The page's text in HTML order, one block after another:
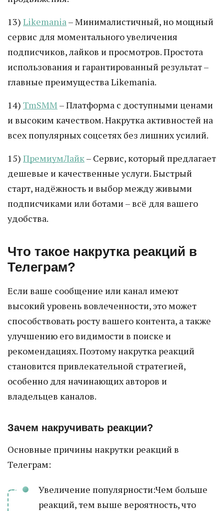
13) Likemania– Минималистичный, но мощный
сервис для моментального увеличения
подписчиков, лайков и просмотров. Простота
использования и гарантированный результат –
главные преимущества Likemania.
14) TmSMM – Платформа с доступными ценами
и высоким качеством. Накрутка активностей на
всех популярных соцсетях без лишних усилий.
15) ПремиумЛайк– Сервис, который предлагает
дешевые и качественные услуги. Быстрый
старт, надёжность и выбор между живыми
подписчиками или ботами – всё для вашего
удобства.
Что такое накрутка реакций в
Телеграм?
Если ваше сообщение или канал имеют
высокий уровень вовлеченности, это может
способствовать росту вашего контента, а также
улучшению его видимости в поиске и
рекомендациях. Поэтому накрутка реакций
становится привлекательной стратегией,
особенно для начинающих авторов и
владельцев каналов.
Зачем накручивать реакции?
Основные причины накрутки реакций в
Телеграм:
Увеличение популярности:Чем больше
реакций, тем выше вероятность, что